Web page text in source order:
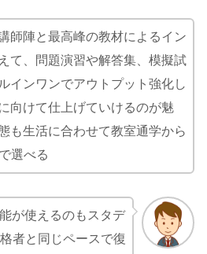
師陣と最高峰の教材によるイン
て、問題演習や解答集、模擬試
インワンでアウトプット強化し
向けて仕上げていけるのが魅
も生活に合わせて教室通学から
選べる
が使えるのもスタデ
者と同じペースで復